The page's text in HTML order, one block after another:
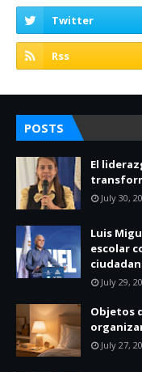
POSTS
El
July 30,
Luis
escolar
July 29,
Objetos
July 27,